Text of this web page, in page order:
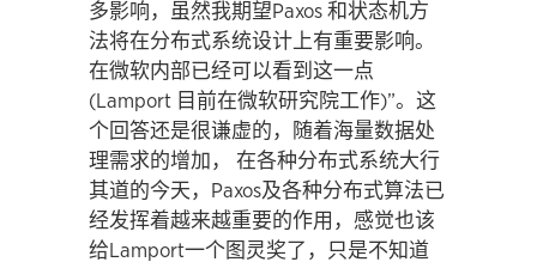
多影响，虽然我期望Paxos 和状态机方
法将在分布式系统设计上有重要影响。
在微软内部已经可以看到这一点
(Lamport 目前在微软研究院工作)”。这
个回答还是很谦虚的，随着海量数据处
理需求的增加， 在各种分布式系统大行
其道的今天，Paxos及各种分布式算法已
经发挥着越来越重要的作用，感觉也该
给Lamport一个图灵奖了，只是不知道